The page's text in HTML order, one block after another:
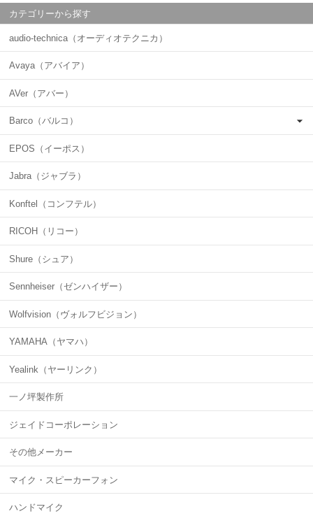
カテゴリーから探す
audio-technica（オーディオテクニカ）
Avaya（アバイア）
AVer（アバー）
Barco（バルコ）
EPOS（イーポス）
Jabra（ジャブラ）
Konftel（コンフテル）
RICOH（リコー）
Shure（シュア）
Sennheiser（ゼンハイザー）
Wolfvision（ヴォルフビジョン）
YAMAHA（ヤマハ）
Yealink（ヤーリンク）
一ノ坪製作所
ジェイドコーポレーション
その他メーカー
マイク・スピーカーフォン
ハンドマイク